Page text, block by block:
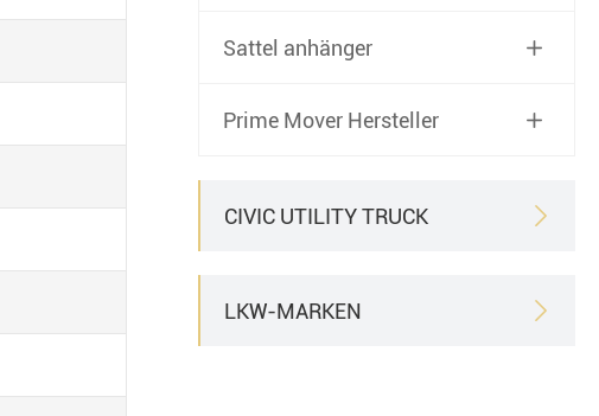
Sattel anhänger 
Prime Mover Hersteller 
CIVIC UTILITY TRUCK 
LKW-MARKEN 